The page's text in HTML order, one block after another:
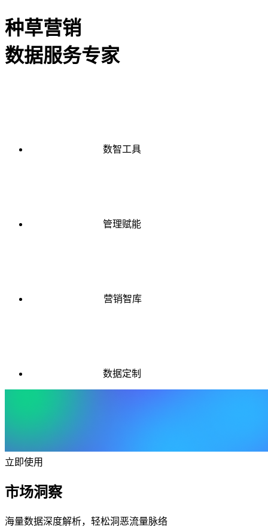
种草营销
数据服务专家
数智工具
管理赋能
营销智库
数据定制
立即使用
市场洞察
海量数据深度解析，轻松洞恶流量脉络